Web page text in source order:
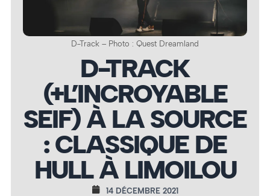
D-Track – Photo : Quest Dreamland
D-TRACK
(+L’INCROYABLE
SEIF) À LA SOURCE
: CLASSIQUE DE
HULL À LIMOILOU
14 DÉCEMBRE 2021